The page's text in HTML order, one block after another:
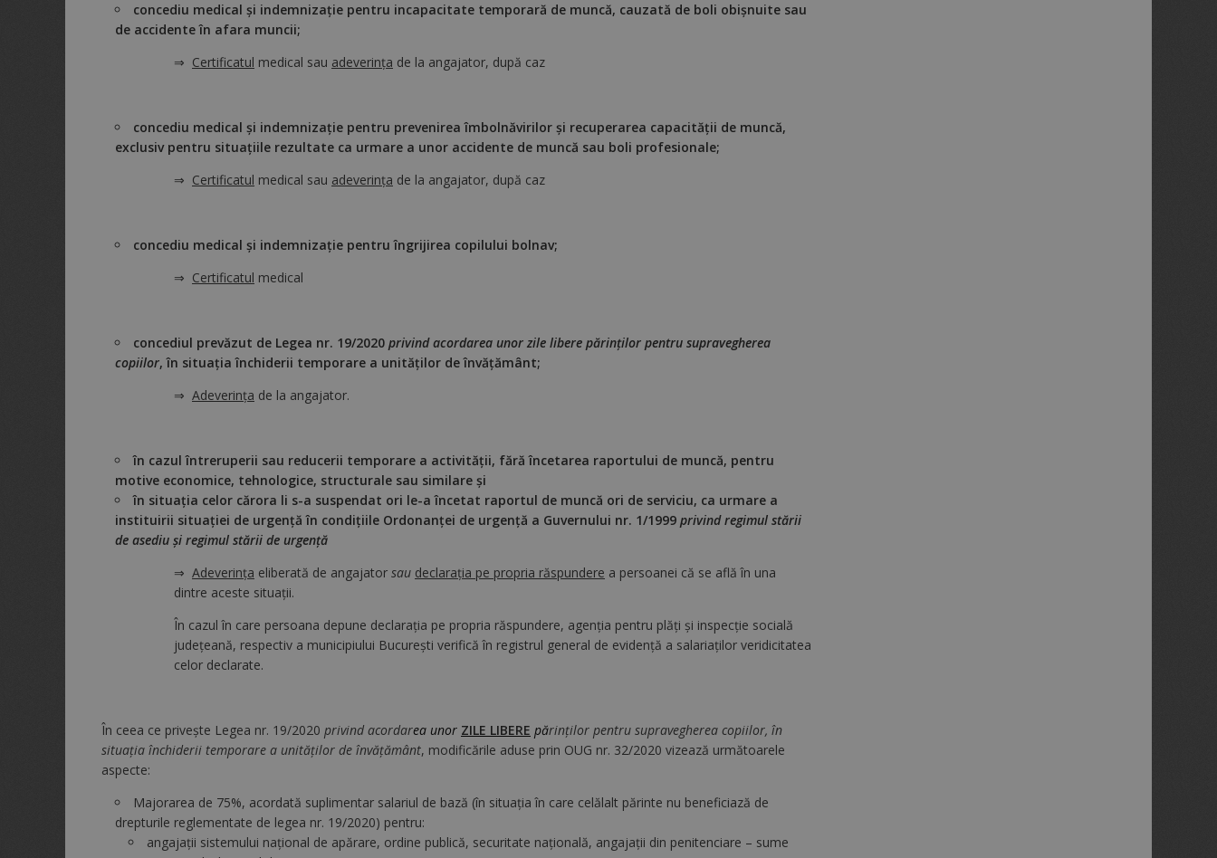
concediu medical şi indemnizaţie pentru incapacitate temporară de muncă, cauzată de boli obişnuite sau
de accidente în afara muncii;
⇒ Certificatul medical sau adeverinţa de la angajator, după caz
concediu medical şi indemnizaţie pentru prevenirea îmbolnăvirilor şi recuperarea capacităţii de muncă,
exclusiv pentru situaţiile rezultate ca urmare a unor accidente de muncă sau boli profesionale;
⇒ Certificatul medical sau adeverinţa de la angajator, după caz
concediu medical şi indemnizaţie pentru îngrijirea copilului bolnav;
⇒ Certificatul medical
concediul prevăzut de Legea nr. 19/2020 privind acordarea unor zile libere părinţilor pentru supravegherea
copiilor, în situaţia închiderii temporare a unităţilor de învăţământ;
⇒ Adeverința de la angajator.
în cazul întreruperii sau reducerii temporare a activităţii, fără încetarea raportului de muncă, pentru
motive economice, tehnologice, structurale sau similare și
în situația celor cărora li s-a suspendat ori le-a încetat raportul de muncă ori de serviciu, ca urmare a
instituirii situaţiei de urgenţă în condiţiile Ordonanţei de urgenţă a Guvernului nr. 1/1999 privind regimul stării
de asediu şi regimul stării de urgenţă
⇒ Adeverinţa eliberată de angajator sau declaraţia pe propria răspundere a persoanei că se află în una
dintre aceste situaţii.
În cazul în care persoana depune declaraţia pe propria răspundere, agenţia pentru plăţi şi inspecţie socială
judeţeană, respectiv a municipiului Bucureşti verifică în registrul general de evidenţă a salariaţilor veridicitatea
celor declarate.
În ceea ce privește Legea nr. 19/2020 privind acordarea unor ZILE LIBERE părinţilor pentru supravegherea copiilor, în
situaţia închiderii temporare a unităţilor de învăţământ, modificările aduse prin OUG nr. 32/2020 vizează următoarele
aspecte:
Majorarea de 75%, acordată suplimentar salariul de bază (în situaţia în care celălalt părinte nu beneficiază de
drepturile reglementate de legea nr. 19/2020) pentru:
angajaţii sistemului naţional de apărare, ordine publică, securitate națională, angajaţii din penitenciare – sume